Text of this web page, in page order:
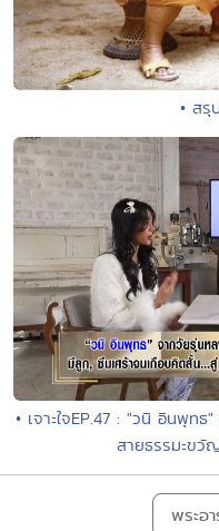
• สรุ
• เจาะใจEP.47 : "วนิ อินพุท
สายธรรมะขวั
พระอ